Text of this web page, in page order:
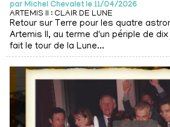
par Michel Chevalet le 11/04/2026
ARTEMIS II : CLAIR DE LUNE
Retour sur Terre pour les quatre
Artemis II, au terme d'un périple de
fait le tour de la Lune...